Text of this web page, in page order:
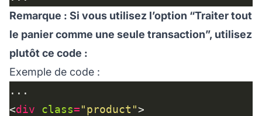
Remarque : Si vous utilisez l’option “Traiter tout
le panier comme une seule transaction”, utilisez
plutôt ce code :
Exemple de code :
<div class="product"